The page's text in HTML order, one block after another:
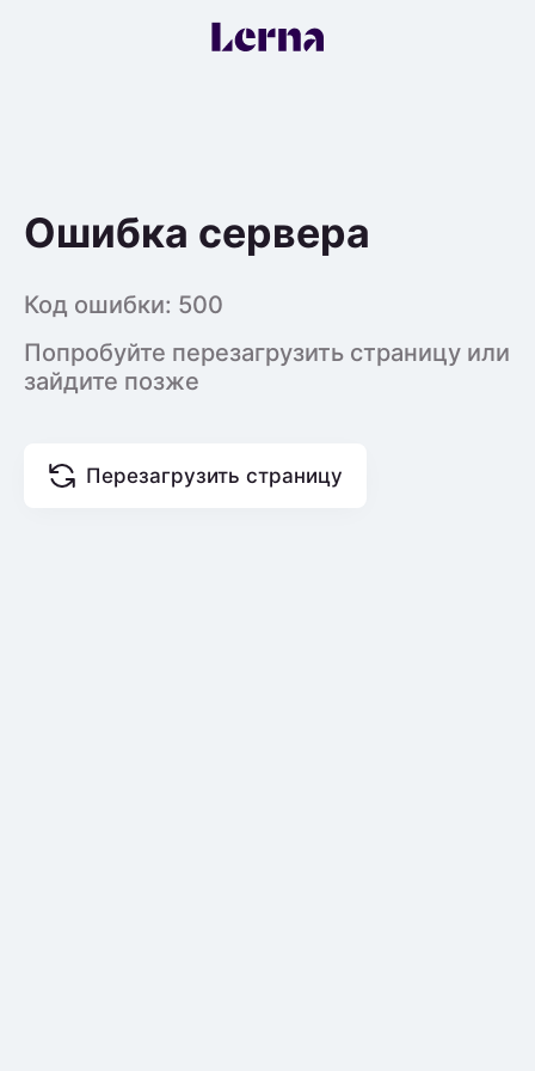
Ошибка сервера
Код ошибки: 500
Попробуйте перезагрузить страницу или
зайдите позже
Перезагрузить страницу